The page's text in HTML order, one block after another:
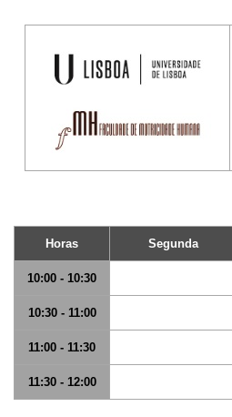
Horas Segunda
10:00 - 10:30
10:30 - 11:00
11:00 - 11:30
11:30 - 12:00